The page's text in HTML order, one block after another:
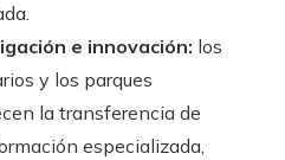
e innovación: los
y los parques
la transferencia de
especializada,